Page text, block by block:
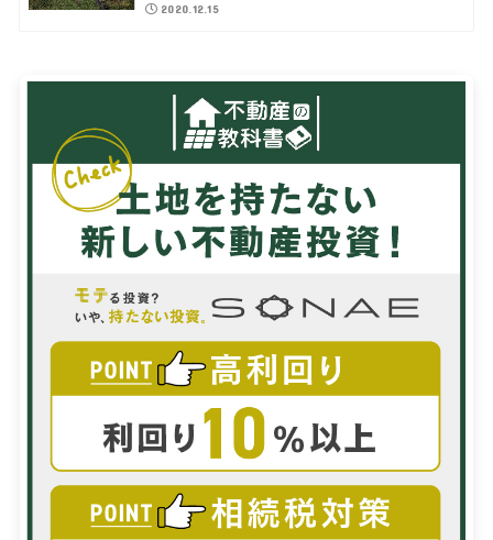
2020.12.15